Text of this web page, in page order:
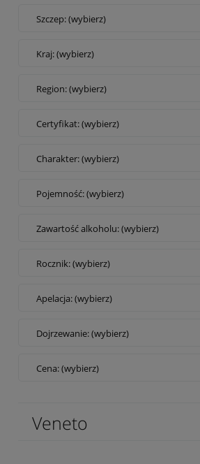
Szczep: (wybierz)
Kraj: (wybierz)
Region: (wybierz)
Certyfikat: (wybierz)
Charakter: (wybierz)
Pojemność: (wybierz)
Zawartość alkoholu: (wybierz)
Rocznik: (wybierz)
Apelacja: (wybierz)
Dojrzewanie: (wybierz)
Cena: (wybierz)
Veneto